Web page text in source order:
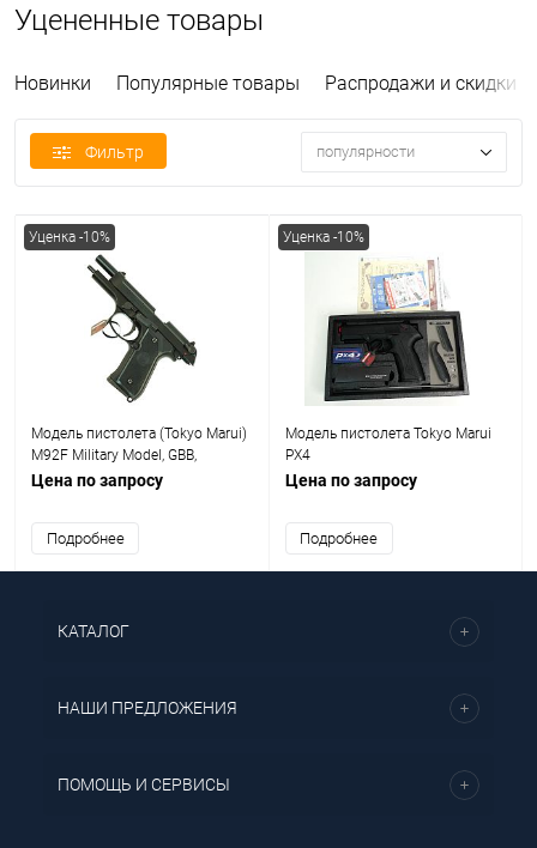
Уцененные товары
Новинки Популярные товары Распродажи и скидки
Фильтр популярности
Уценка -10%
Модель пистолета (Tokyo Marui)
M92F Military Model, GBB,
пластик, черный
Цена по запросу
Подробнее
Уценка -10%
Модель пистолета Tokyo Marui
PX4
Цена по запросу
Подробнее
КАТАЛОГ
НАШИ ПРЕДЛОЖЕНИЯ
ПОМОЩЬ И СЕРВИСЫ